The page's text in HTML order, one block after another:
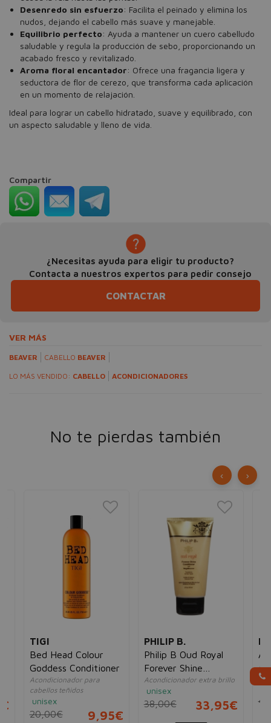
Desenredo sin esfuerzo: Facilita el peinado y elimina los
nudos, dejando el cabello más suave y manejable.
Equilibrio perfecto: Ayuda a mantener un cuero cabelludo
saludable y regula la producción de sebo, proporcionando un
acabado fresco y revitalizado.
Aroma floral encantador: Ofrece una fragancia ligera y
seductora de flor de cerezo, que transforma cada aplicación
en un momento de relajación.
Ideal para lograr un cabello hidratado, suave y equilibrado, con
un aspecto saludable y lleno de vida.
Compartir
¿Necesitas ayuda para eligir tu producto?
Contacta a nuestros expertos para pedir consejo
CONTACTAR
VER MÁS
BEAVER CABELLO BEAVER
LO MÁS VENDIDO: CABELLO ACONDICIONADORES
No te pierdas también
TIGI
Bed Head Colour
Goddess Conditioner
Acondicionador para
cabellos teñidos
unisex
20,00€ 9,95€
PHILIP B.
Philip B Oud Royal
Forever Shine
Aconditioner
Acondicionador extra brillo
unisex
38,00€ 33,95€
‹ ›